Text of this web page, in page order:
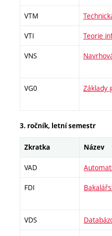
VTM
VTI Teorie
VNS
VG0 Základy
3. ročník, letní semestr
Zkratka Název
VAD
FDI
VDS